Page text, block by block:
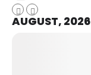
AUGUST, 2026